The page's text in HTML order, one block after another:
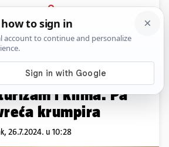
PRIJAVA
News Komentari
PLUS+
od nastave, i
i klima. Pa
krumpira
26.7.2024. u 10:28